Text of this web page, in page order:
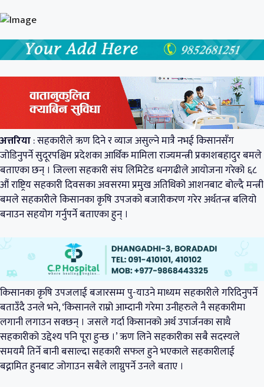
अत्तरिया: सहकारीले ऋण दिने र व्याज असुल्ने मात्रै नभई किसानसँग
जोडिनुपर्ने सुदूरपश्चिम प्रदेशका आर्थिक मामिला राज्यमन्त्री प्रकाशबहादुर बमले
बताएका छन् । जिल्ला सहकारी संघ लिमिटेड धनगढीले आयोजना गरेको ६८
औं राष्ट्रिय सहकारी दिवसका अवसरमा प्रमुख अतिथिको आशनबाट बोल्दै मन्त्री
बमले सहकारीले किसानका कृषि उपजको बजारीकरण गरेर अर्थतन्त्र बलियो
बनाउन सहयोग गर्नुपर्ने बताएका हुन् ।
किसानका कृषि उपजलाई बजारसम्म पु-याउने माध्यम सहकारीले गरिदिनुपर्ने
बताउँदै उनले भने, ‘किसानले राम्रो आम्दानी गरेमा उनीहरुले नै सहकारीमा
लगानी लगाउन सक्छन् । जसले गर्दा किसानको अर्थ उपार्जनका साथै
सहकारीको उद्देश्य पनि पूरा हुन्छ ।’ ऋण लिने सहकारीका सबै सदस्यले
समयमै तिर्ने बानी बसाल्दा सहकारी सफल हुने भएकाले सहकारीलाई
बद्नामित हुनबाट जोगाउन सबैले लाग्नुपर्ने उनले बताए ।